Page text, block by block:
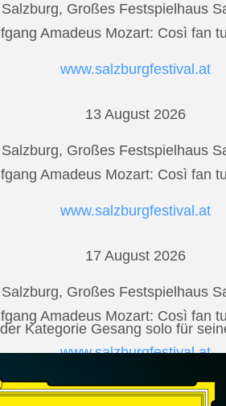
Salzburg, Großes Festspielhaus
Amadeus Mozart: Così fan
www.salzburgfestival.at
13 August 2026
Salzburg, Großes Festspielhaus
Amadeus Mozart: Così fan
www.salzburgfestival.at
17 August 2026
Salzburg, Großes Festspielhaus
Amadeus Mozart: Così fan
www.salzburgfestival.at
20 August 2026
Kategorie Gesang solo für